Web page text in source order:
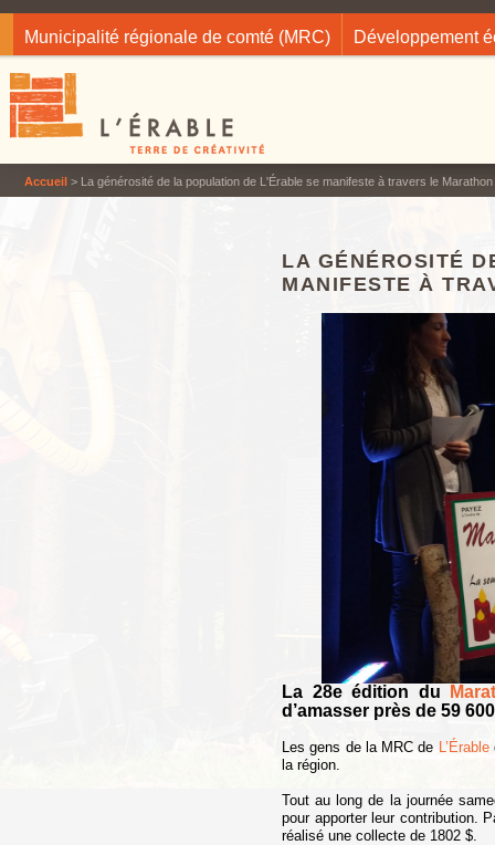
Municipalité régionale de comté (MRC) Développement
Accueil > La générosité de la population de L'Érable se manifeste à travers le
LA GÉNÉROSITÉ
MANIFESTE À
La 28e édition du
d’amasser près de 59
Les gens de la MRC de L’Érable
la région.
Tout au long de la journée
pour apporter leur contribution.
réalisé une collecte de 1802 $.